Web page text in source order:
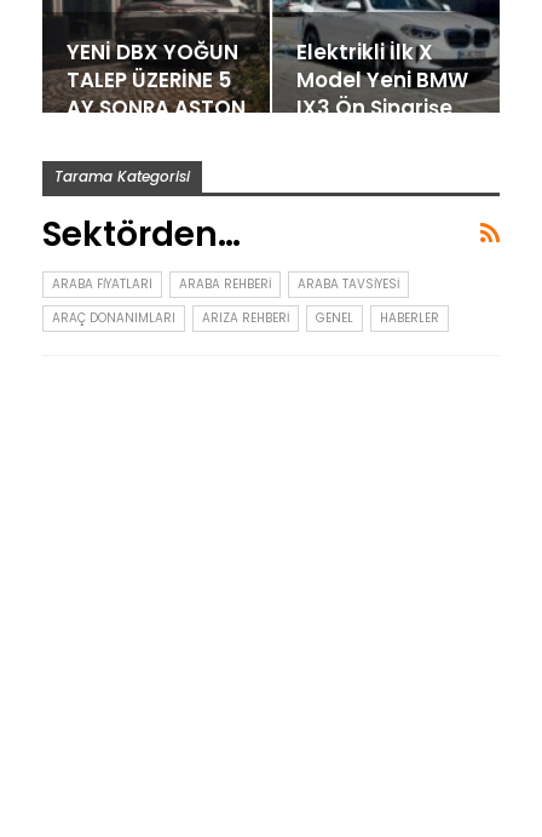
YENİ DBX YOĞUN
TALEP ÜZERİNE 5
AY SONRA ASTON
Elektrikli İlk X
Model Yeni BMW
IX3 Ön Siparişe
Tarama Kategorisi
Sektörden…
ARABA FIYATLARI ARABA REHBERI
ARABA TAVSIYESI
ARAÇ DONANIMLARI
ARIZA REHBERI GENEL HABERLER